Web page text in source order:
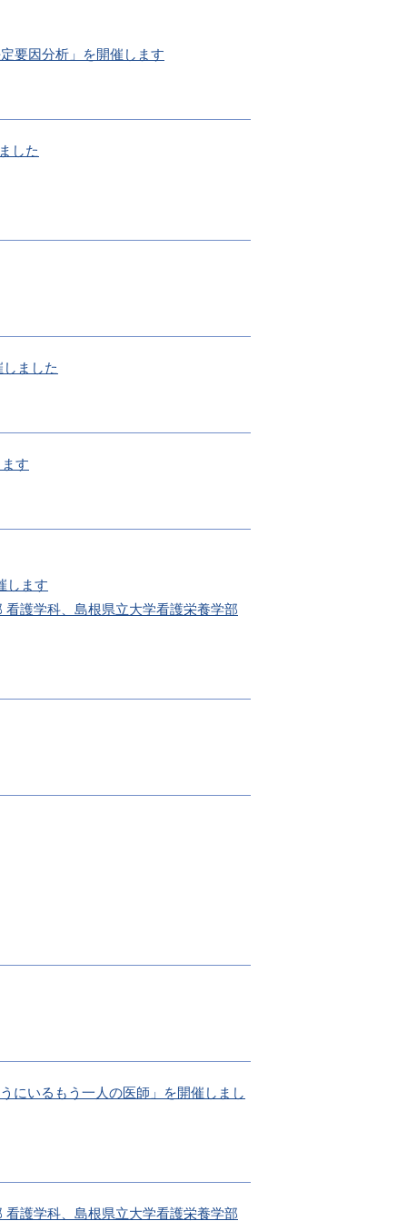
要因分析」を開催します
した
ました
す
します
護学科、島根県立大学看護栄養学部
にいるもう一人の医師」を開催しまし
護学科、島根県立大学看護栄養学部